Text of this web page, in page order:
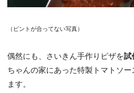
（ピントが合ってない写真）
偶然にも、さいきん手作りピザを試
ちゃんの家にあった特製トマトソー
ます。